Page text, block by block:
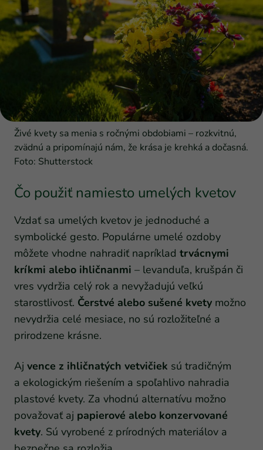
Živé kvety sa menia s ročnými obdobiami – rozkvitnú,
zvädnú a pripomínajú nám, že krása je krehká a dočasná.
Foto: Shutterstock
Čo použiť namiesto umelých kvetov
Vzdať sa umelých kvetov je jednoduché a
symbolické gesto. Populárne umelé ozdoby
môžete vhodne nahradiť napríklad trvácnymi
kríkmi alebo ihličnanmi – levanduľa, krušpán či
vres vydržia celý rok a nevyžadujú veľkú
starostlivosť. Čerstvé alebo sušené kvety možno
nevydržia celé mesiace, no sú rozložiteľné a
prirodzene krásne.
Aj vence z ihličnatých vetvičiek sú tradičným
a ekologickým riešením a spoľahlivo nahradia
plastové kvety. Za vhodnú alternatívu možno
považovať aj papierové alebo konzervované
kvety. Sú vyrobené z prírodných materiálov a